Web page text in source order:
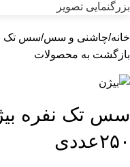
بزرگنمایی تصویر
خانه چاشنی و سس سس تک
بازگشت به محصولات
سس تک نفره
۲۵۰عددی